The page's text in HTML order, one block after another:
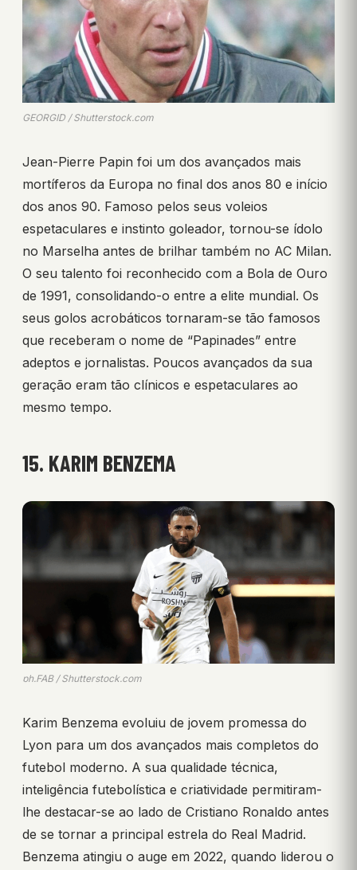
GEORGID / Shutterstock.com
Jean-Pierre Papin foi um dos avançados mais
mortíferos da Europa no final dos anos 80 e início
dos anos 90. Famoso pelos seus voleios
espetaculares e instinto goleador, tornou-se ídolo
no Marselha antes de brilhar também no AC Milan.
O seu talento foi reconhecido com a Bola de Ouro
de 1991, consolidando-o entre a elite mundial. Os
seus golos acrobáticos tornaram-se tão famosos
que receberam o nome de “Papinades” entre
adeptos e jornalistas. Poucos avançados da sua
geração eram tão clínicos e espetaculares ao
mesmo tempo.
15. KARIM BENZEMA
ph.FAB / Shutterstock.com
Karim Benzema evoluiu de jovem promessa do
Lyon para um dos avançados mais completos do
futebol moderno. A sua qualidade técnica,
inteligência futebolística e criatividade permitiram-
lhe destacar-se ao lado de Cristiano Ronaldo antes
de se tornar a principal estrela do Real Madrid.
Benzema atingiu o auge em 2022, quando liderou o